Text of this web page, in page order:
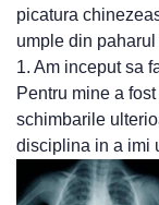
picatura
umple din
1. Am inceput sa
Pentru mine a
schimbarile
disciplina in a imi